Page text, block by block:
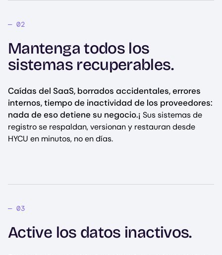
Mantenga todos los
sistemas recuperables.
Caídas del SaaS, borrados accidentales, errores
internos, tiempo de inactividad de los proveedores:
nada de eso detiene su negocio.¡ Sus sistemas de
registro se respaldan, versionan y restauran desde
HYCU en minutos, no en días.
Active los datos inactivos.